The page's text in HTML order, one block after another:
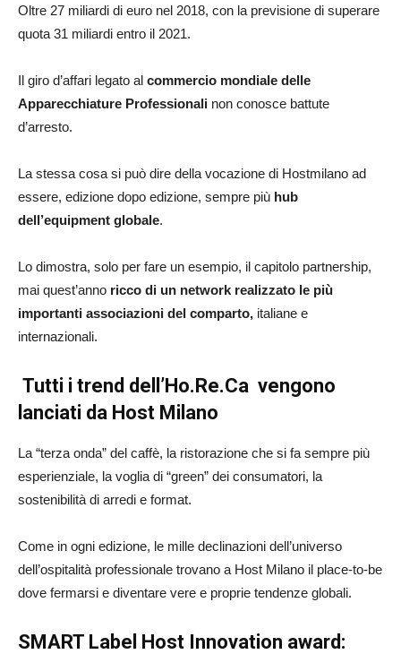
Oltre 27 miliardi di euro nel 2018, con la previsione di superare
quota 31 miliardi entro il 2021.
Il giro d’affari legato al commercio mondiale delle
Apparecchiature Professionali non conosce battute
d’arresto.
La stessa cosa si può dire della vocazione di Hostmilano ad
essere, edizione dopo edizione, sempre più hub
dell’equipment globale.
Lo dimostra, solo per fare un esempio, il capitolo partnership,
mai quest’anno ricco di un network realizzato le più
importanti associazioni del comparto, italiane e
internazionali.
Tutti i trend dell’Ho.Re.Ca vengono
lanciati da Host Milano
La “terza onda” del caffè, la ristorazione che si fa sempre più
esperienziale, la voglia di “green” dei consumatori, la
sostenibilità di arredi e format.
Come in ogni edizione, le mille declinazioni dell’universo
dell’ospitalità professionale trovano a Host Milano il place-to-be
dove fermarsi e diventare vere e proprie tendenze globali.
SMART Label Host Innovation award: